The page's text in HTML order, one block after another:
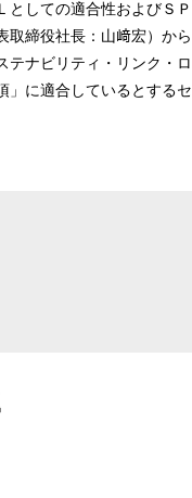
としての適合性およびＳ
締役社長：山﨑宏）か
ナビリティ・リンク・
に適合しているとする